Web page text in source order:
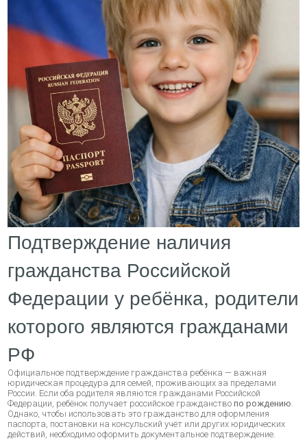
Подтверждение наличия
гражданства Российской
Федерации у ребёнка, родители
которого являются гражданами
РФ
Официальное подтверждение гражданства ребёнка — важная
юридическая процедура для семей, проживающих за пределами
России. Если оба родителя являются гражданами Российской
Федерации, ребёнок получает российское гражданство по рождению.
Однако, чтобы использовать это гражданство для оформления
паспорта, постановки на консульский учёт или других юридических
действий, необходимо оформить документальное подтверждение.